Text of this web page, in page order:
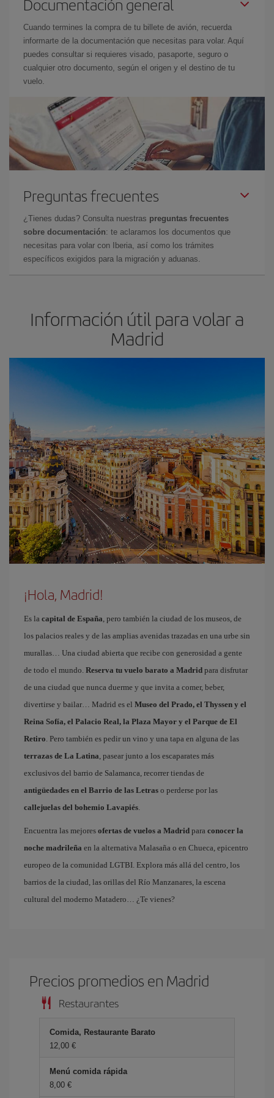
Documentación general
Cuando termines la compra de tu billete de avión, recuerda
informarte de la documentación que necesitas para volar. Aquí
puedes consultar si requieres visado, pasaporte, seguro o
cualquier otro documento, según el origen y el destino de tu
vuelo.
Preguntas frecuentes
¿Tienes dudas? Consulta nuestras preguntas frecuentes
sobre documentación: te aclaramos los documentos que
necesitas para volar con Iberia, así como los trámites
específicos exigidos para la migración y aduanas.
Información útil para volar a
Madrid
¡Hola, Madrid!
Es la capital de España, pero también la ciudad de los museos, de
los palacios reales y de las amplias avenidas trazadas en una urbe sin
murallas… Una ciudad abierta que recibe con generosidad a gente
de todo el mundo. Reserva tu vuelo barato a Madrid para disfrutar
de una ciudad que nunca duerme y que invita a comer, beber,
divertirse y bailar… Madrid es el Museo del Prado, el Thyssen y el
Reina Sofía, el Palacio Real, la Plaza Mayor y el Parque de El
Retiro. Pero también es pedir un vino y una tapa en alguna de las
terrazas de La Latina, pasear junto a los escaparates más
exclusivos del barrio de Salamanca, recorrer tiendas de
antigüedades en el Barrio de las Letras o perderse por las
callejuelas del bohemio Lavapiés.
Encuentra las mejores ofertas de vuelos a Madrid para conocer la
noche madrileña en la alternativa Malasaña o en Chueca, epicentro
europeo de la comunidad LGTBI. Explora más allá del centro, los
barrios de la ciudad, las orillas del Río Manzanares, la escena
cultural del moderno Matadero… ¿Te vienes?
Precios promedios en Madrid
Restaurantes
Comida, Restaurante Barato
12,00 €
Menú comida rápida
8,00 €